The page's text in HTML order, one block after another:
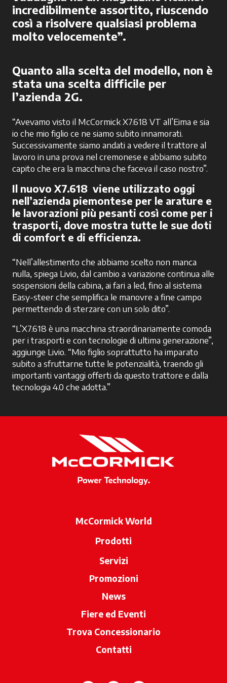
incredibilmente assortito, riuscendo
così a risolvere qualsiasi problema
molto velocemente”.
Quanto alla scelta del modello, non è
stata una scelta difficile per
l’azienda 2G.
“Avevamo visto il McCormick X7.618 VT all’Eima e sia
io che mio figlio ce ne siamo subito innamorati.
Successivamente siamo andati a vedere il trattore al
lavoro in una prova nel cremonese e abbiamo subito
capito che era la macchina che faceva il caso nostro”.
Il nuovo X7.618 viene utilizzato oggi
nell’azienda piemontese per le arature e
le lavorazioni più pesanti così come per i
trasporti, dove mostra tutte le sue doti
di comfort e di efficienza.
“Nell’allestimento che abbiamo scelto non manca
nulla, spiega Livio, dal cambio a variazione continua alle
sospensioni della cabina, ai fari a led, fino al sistema
Easy-steer che semplifica le manovre a fine campo
permettendo di sterzare con un solo dito”.
“L’X7.618 è una macchina straordinariamente comoda
per i trasporti e con tecnologie di ultima generazione”,
aggiunge Livio. “Mio figlio soprattutto ha imparato
subito a sfruttarne tutte le potenzialità, traendo gli
importanti vantaggi offerti da questo trattore e dalla
tecnologia 4.0 che adotta.”
McCormick World
Prodotti
Servizi
Promozioni
News
Fiere ed Eventi
Trova Concessionario
Contatti